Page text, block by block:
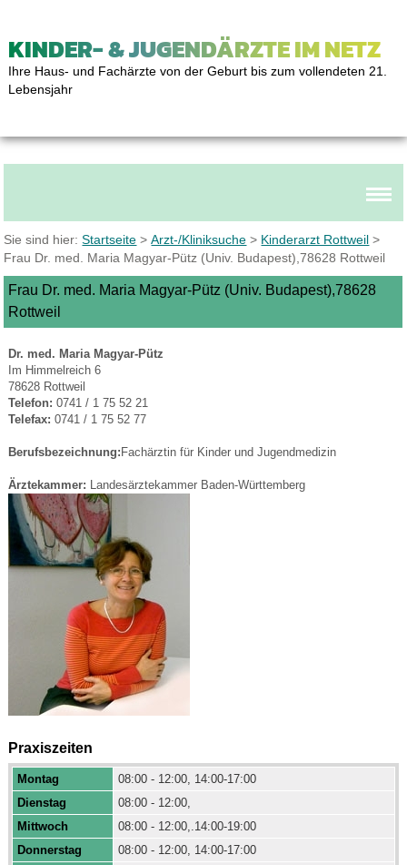
KINDER- & JUGENDÄRZTE IM NETZ
Ihre Haus- und Fachärzte von der Geburt bis zum vollendeten 21.
Lebensjahr
Sie sind hier:Startseite >Arzt-/Kliniksuche > Kinderarzt Rottweil >
Frau Dr. med. Maria Magyar-Pütz (Univ. Budapest),78628 Rottweil
Frau Dr. med. Maria Magyar-Pütz (Univ. Budapest),78628
Rottweil
Dr. med. Maria Magyar-Pütz
Im Himmelreich 6
78628 Rottweil
Telefon: 0741 / 1 75 52 21
Telefax: 0741 / 1 75 52 77
Berufsbezeichnung: Fachärztin für Kinder und Jugendmedizin
Ärztekammer: Landesärztekammer Baden-Württemberg
Praxiszeiten
Montag
08:00 - 12:00, 14:00-17:00
Dienstag
08:00 - 12:00,
Mittwoch
08:00 - 12:00,.14:00-19:00
Donnerstag
08:00 - 12:00, 14:00-17:00